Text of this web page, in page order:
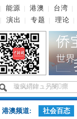
能源 港澳 台湾
演出 专题 理论
港澳频道: 社会百态